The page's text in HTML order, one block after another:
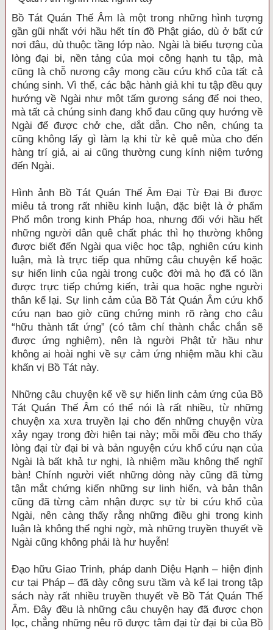
Bồ Tát Quán Thế Âm là một trong những hình tượng
gần gũi nhất với hầu hết tín đồ Phật giáo, dù ở bất cứ
nơi đâu, dù thuộc tầng lớp nào. Ngài là biểu tượng của
lòng đại bi, nền tảng của mọi công hạnh tu tập, mà
cũng là chỗ nương cậy mong cầu cứu khổ của tất cả
chúng sinh. Vì thế, các bậc hành giả khi tu tập đều quy
hướng về Ngài như một tấm gương sáng để noi theo,
mà tất cả chúng sinh đang khổ đau cũng quy hướng về
Ngài để được chở che, dắt dẫn. Cho nên, chúng ta
cũng không lấy gì làm lạ khi từ kẻ quê mùa cho đến
hàng trí giả, ai ai cũng thường cung kính niệm tưởng
đến Ngài.
Hình ảnh Bồ Tát Quán Thế Âm Đại Từ Đại Bi được
miêu tả trong rất nhiều kinh luận, đặc biệt là ở phẩm
Phổ môn trong kinh Pháp hoa, nhưng đối với hầu hết
những người dân quê chất phác thì họ thường không
được biết đến Ngài qua việc học tập, nghiên cứu kinh
luận, mà là trực tiếp qua những câu chuyện kể hoặc
sự hiển linh của ngài trong cuộc đời mà họ đã có lần
được trực tiếp chứng kiến, trải qua hoặc nghe người
thân kể lại. Sự linh cảm của Bồ Tát Quán Âm cứu khổ
cứu nạn bao giờ cũng chứng minh rõ ràng cho câu
“hữu thành tất ứng” (có tâm chí thành chắc chắn sẽ
được ứng nghiệm), nên là người Phật tử hầu như
không ai hoài nghi về sự cảm ứng nhiệm mầu khi cầu
khấn vị Bồ Tát này.
Những câu chuyện kể về sự hiển linh cảm ứng của Bồ
Tát Quán Thế Âm có thể nói là rất nhiều, từ những
chuyện xa xưa truyền lại cho đến những chuyện vừa
xảy ngay trong đời hiện tại này; mỗi mỗi đều cho thấy
lòng đại từ đại bi và bản nguyện cứu khổ cứu nạn của
Ngài là bất khả tư nghị, là nhiệm mầu không thể nghĩ
bàn! Chính người viết những dòng này cũng đã từng
tận mắt chứng kiến những sự linh hiển, và bản thân
cũng đã từng cảm nhận được sự từ bi cứu khổ của
Ngài, nên càng thấy rằng những điều ghi trong kinh
luận là không thể nghi ngờ, mà những truyền thuyết về
Ngài cũng không phải là hư huyễn!
Đạo hữu Giao Trinh, pháp danh Diệu Hạnh – hiện định
cư tại Pháp – đã dày công sưu tầm và kể lại trong tập
sách này rất nhiều truyền thuyết về Bồ Tát Quán Thế
Âm. Đây đều là những câu chuyện hay đã được chọn
lọc, chẳng những nêu rõ được tâm đại từ đại bi của Bồ